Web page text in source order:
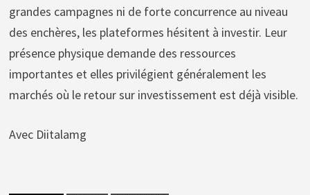
grandes campagnes ni de forte concurrence au niveau
des enchères, les plateformes hésitent à investir. Leur
présence physique demande des ressources
importantes et elles privilégient généralement les
marchés où le retour sur investissement est déjà visible.
Avec Diitalamg